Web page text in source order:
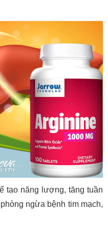
tạo năng lượng, tăng tuần
ngừa bệnh tim mạch,